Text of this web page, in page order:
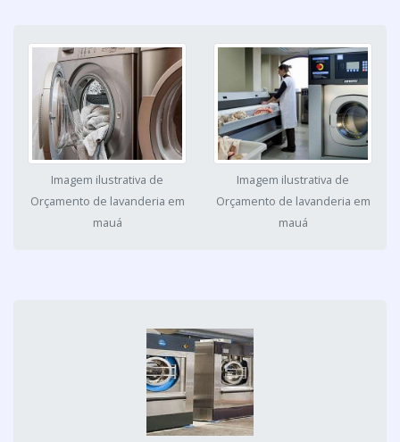
Imagem ilustrativa de
Orçamento de lavanderia em
mauá
Imagem ilustrativa de
Orçamento de lavanderia em
mauá